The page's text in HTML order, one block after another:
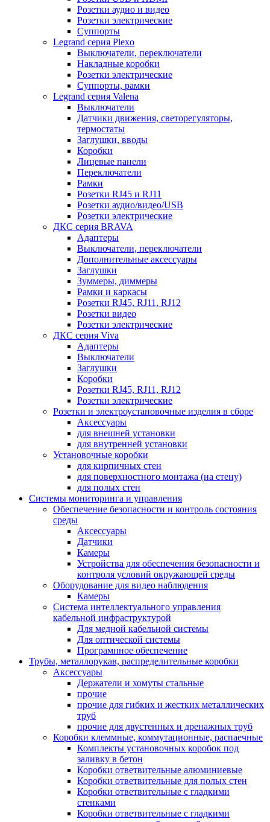
Розетки аудио и видео
Розетки электрические
Суппорты
Legrand серия Plexo
Выключатели, переключатели
Накладные коробки
Розетки электрические
Суппорты, рамки
Legrand серия Valena
Выключатели
Датчики движения, светорегуляторы,
термостаты
Заглушки, вводы
Коробки
Лицевые панели
Переключатели
Рамки
Розетки RJ45 и RJ11
Розетки аудио/видео/USB
Розетки электрические
ДКС серия BRAVA
Адаптеры
Выключатели, переключатели
Дополнительные аксессуары
Заглушки
Зуммеры, диммеры
Рамки и каркасы
Розетки RJ45, RJ11, RJ12
Розетки видео
Розетки электрические
ДКС серия Viva
Адаптеры
Выключатели
Заглушки
Коробки
Розетки RJ45, RJ11, RJ12
Розетки электрические
Розетки и электроустановочные изделия в сборе
Аксессуары
для внешней установки
для внутренней установки
Установочные коробки
для кирпичных стен
для поверхностного монтажа (на стену)
для полых стен
Системы мониторинга и управления
Обеспечение безопасности и контроль состояния
среды
Аксессуары
Датчики
Камеры
Устройства для обеспечения безопасности и
контроля условий окружающей среды
Оборудование для видео наблюдения
Камеры
Система интеллектуального управления
кабельной инфраструктурой
Для медной кабельной системы
Для оптической системы
Програмнное обеспечение
Трубы, металлорукав, распределительные коробки
Аксессуары
Держатели и хомуты стальные
прочие
прочие для гибких и жестких металлических
труб
прочие для двустенных и дренажных труб
Коробки клеммные, коммутационные, распаечные
Комплекты установочных коробок под
заливку в бетон
Коробки ответвительные алюминиевые
Коробки ответвительные для полых стен
Коробки ответвительные с гладкими
стенками
Коробки ответвительные с гладкими